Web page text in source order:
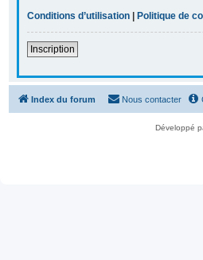
Conditions d’utilisation | Politique de
Inscription
Index du forum Nous contacter
Développé